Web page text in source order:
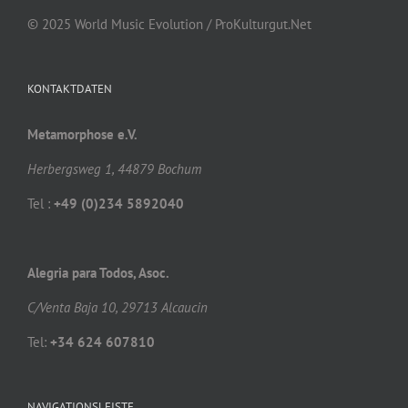
© 2025 World Music Evolution / ProKulturgut.Net
KONTAKTDATEN
Metamorphose e.V.
Herbergsweg 1, 44879 Bochum
Tel : +49 (0)234 5892040
Alegria para Todos, Asoc.
C/Venta Baja 10, 29713 Alcaucin
Tel: +34 624 607810